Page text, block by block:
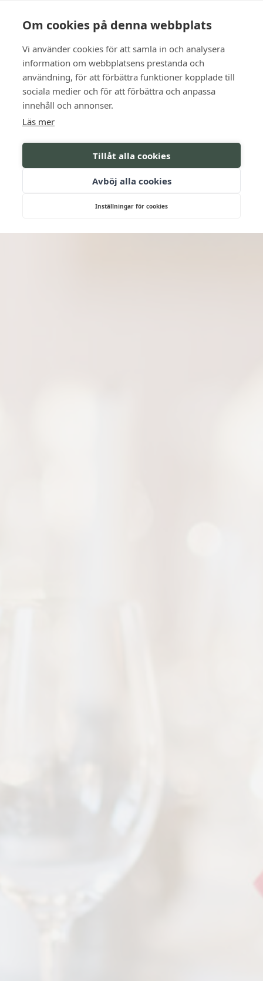
Om cookies på denna webbplats
Vi använder cookies för att samla in och analysera
information om webbplatsens prestanda och
användning, för att förbättra funktioner kopplade till
sociala medier och för att förbättra och anpassa
innehåll och annonser.
Läs mer
Tillåt alla cookies
Avböj alla cookies
Inställningar för cookies
BOKA